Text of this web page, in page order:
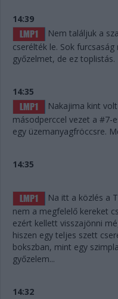
14:39
Nem találjuk a
cserélték le. Sok
győzelmet, de ez toplistás.
14:35
Nakajima kint
másodperccel vezet a #7-
egy üzemanyagfröccsre.
14:35
Na itt a közlés a
nem a megfelelő kereket
ezért kellett visszajönni
hiszen egy teljes szett
bokszban, mint egy
győzelem...
14:32